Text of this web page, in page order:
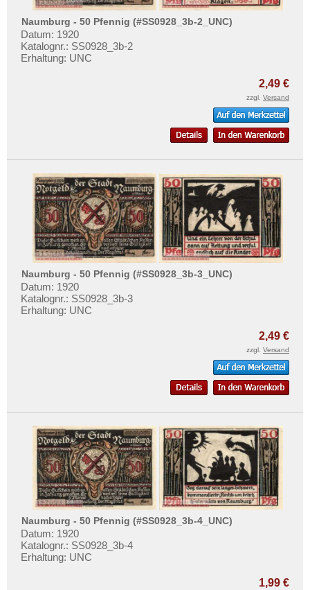
Naumburg - 50 Pfennig (#SS0928_3b-2_UNC)
Datum: 1920
Katalognr.: SS0928_3b-2
Erhaltung: UNC
2,49 €
zzgl. Versand
Naumburg - 50 Pfennig (#SS0928_3b-3_UNC)
Datum: 1920
Katalognr.: SS0928_3b-3
Erhaltung: UNC
2,49 €
zzgl. Versand
Naumburg - 50 Pfennig (#SS0928_3b-4_UNC)
Datum: 1920
Katalognr.: SS0928_3b-4
Erhaltung: UNC
1,99 €